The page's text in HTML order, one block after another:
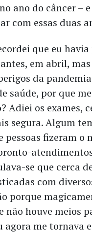
ano do câncer –
com essas duas
que eu
em abril,
da
saúde, por que
Adiei os exames,
segura. Algum
pessoas fizeram o
se que cerca
com
porque
não houve meios
agora me tornava